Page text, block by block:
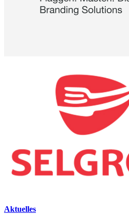
Aktuelles